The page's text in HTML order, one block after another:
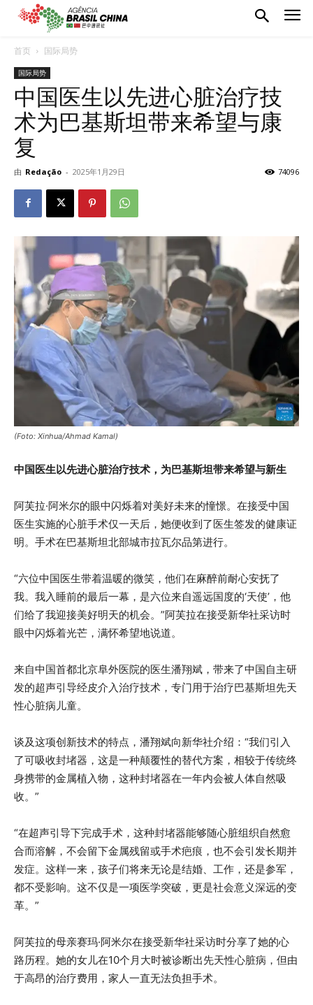
首页 国际局势
国际局势
中国医生以先进心脏治疗技
术为巴基斯坦带来希望与康
复
由 Redação - 2025年1月29日 74096
(Foto: Xinhua/Ahmad Kamal)
中国医生以先进心脏治疗技术，为巴基斯坦带来希望与新生
阿芙拉·阿米尔的眼中闪烁着对美好未来的憧憬。在接受中国
医生实施的心脏手术仅一天后，她便收到了医生签发的健康证
明。手术在巴基斯坦北部城市拉瓦尔品第进行。
“六位中国医生带着温暖的微笑，他们在麻醉前耐心安抚了
我。我入睡前的最后一幕，是六位来自遥远国度的‘天使’，他
们给了我迎接美好明天的机会。”阿芙拉在接受新华社采访时
眼中闪烁着光芒，满怀希望地说道。
来自中国首都北京阜外医院的医生潘翔斌，带来了中国自主研
发的超声引导经皮介入治疗技术，专门用于治疗巴基斯坦先天
性心脏病儿童。
谈及这项创新技术的特点，潘翔斌向新华社介绍：“我们引入
了可吸收封堵器，这是一种颠覆性的替代方案，相较于传统终
身携带的金属植入物，这种封堵器在一年内会被人体自然吸
收。”
“在超声引导下完成手术，这种封堵器能够随心脏组织自然愈
合而溶解，不会留下金属残留或手术疤痕，也不会引发长期并
发症。这样一来，孩子们将来无论是结婚、工作，还是参军，
都不受影响。这不仅是一项医学突破，更是社会意义深远的变
革。”
阿芙拉的母亲赛玛·阿米尔在接受新华社采访时分享了她的心
路历程。她的女儿在10个月大时被诊断出先天性心脏病，但由
于高昂的治疗费用，家人一直无法负担手术。